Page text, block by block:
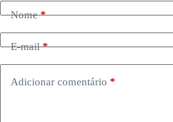
Nome*
E-mail*
Adicionar comentário *